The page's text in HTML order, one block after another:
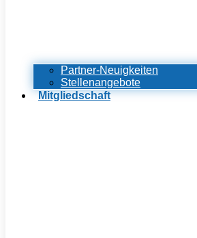
Partner-Neuigkeiten
Stellenangebote
Mitgliedschaft